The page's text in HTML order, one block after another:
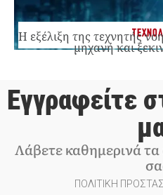
Η εξέλιξη της τεχνητής
μηχανή και
Εγγραφείτε
Λάβετε καθημερινά
ΠΟΛΙΤΙΚΗ